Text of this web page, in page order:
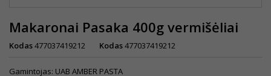
Makaronai Pasaka 400g vermišėliai
Kodas477037419212 Kodas477037419212
Gamintojas: UAB AMBER PASTA